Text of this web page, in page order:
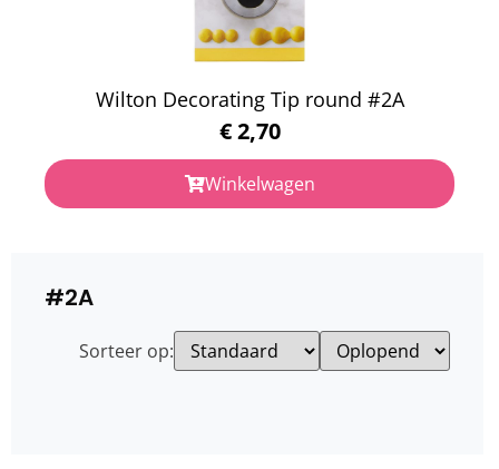
Wilton Decorating Tip round #2A
€2,70
Winkelwagen
#2A
Sorteer op: